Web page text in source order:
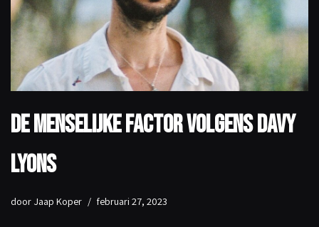
De menselijke factor volgens Davy
Lyons
door Jaap Koper februari 27, 2023